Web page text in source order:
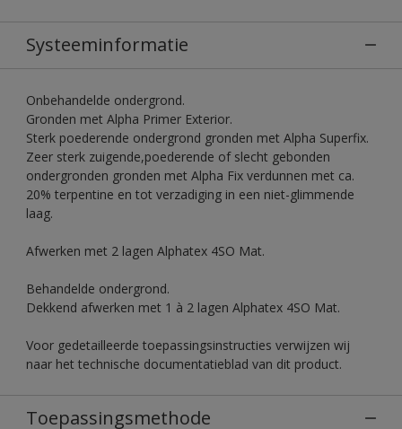
Systeeminformatie
Onbehandelde ondergrond.
Gronden met Alpha Primer Exterior.
Sterk poederende ondergrond gronden met Alpha Superfix.
Zeer sterk zuigende,poederende of slecht gebonden
ondergronden gronden met Alpha Fix verdunnen met ca.
20% terpentine en tot verzadiging in een niet-glimmende
laag.
Afwerken met 2 lagen Alphatex 4SO Mat.
Behandelde ondergrond.
Dekkend afwerken met 1 à 2 lagen Alphatex 4SO Mat.
Voor gedetailleerde toepassingsinstructies verwijzen wij
naar het technische documentatieblad van dit product.
Toepassingsmethode